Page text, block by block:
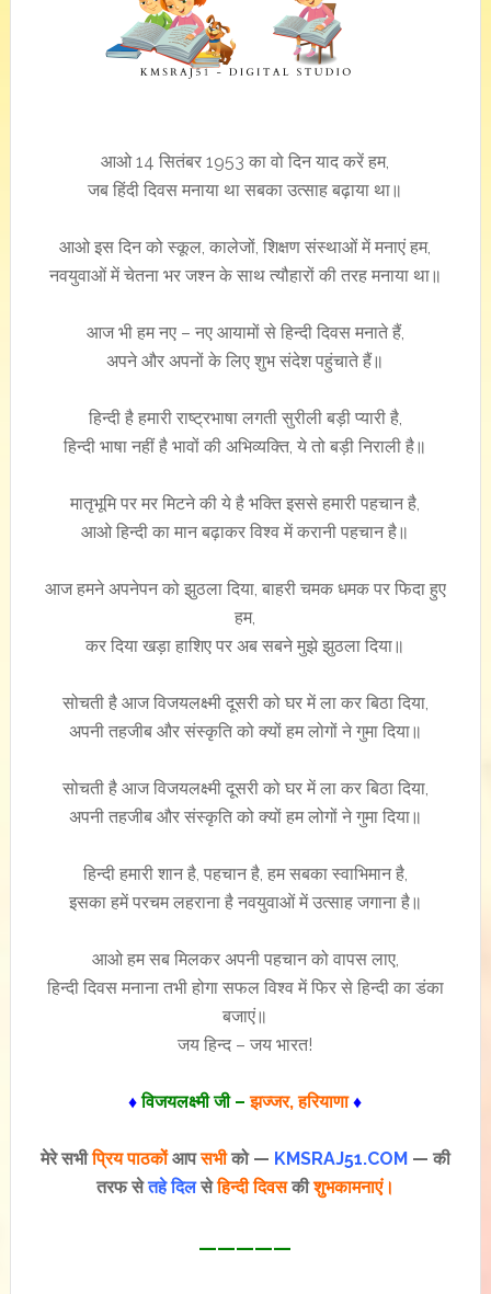
आओ 14 सितंबर 1953 का वो दिन याद करें हम,
जब हिंदी दिवस मनाया था सबका उत्साह बढ़ाया था॥
आओ इस दिन को स्कूल, कालेजों, शिक्षण संस्थाओं में मनाएं हम,
नवयुवाओं में चेतना भर जश्न के साथ त्यौहारों की तरह मनाया था॥
आज भी हम नए – नए आयामों से हिन्दी दिवस मनाते हैं,
अपने और अपनों के लिए शुभ संदेश पहुंचाते हैं॥
हिन्दी है हमारी राष्ट्रभाषा लगती सुरीली बड़ी प्यारी है,
हिन्दी भाषा नहीं है भावों की अभिव्यक्ति, ये तो बड़ी निराली है॥
मातृभूमि पर मर मिटने की ये है भक्ति इससे हमारी पहचान है,
आओ हिन्दी का मान बढ़ाकर विश्व में करानी पहचान है॥
आज हमने अपनेपन को झुठला दिया, बाहरी चमक धमक पर फिदा हुए
हम,
कर दिया खड़ा हाशिए पर अब सबने मुझे झुठला दिया॥
सोचती है आज विजयलक्ष्मी दूसरी को घर में ला कर बिठा दिया,
अपनी तहजीब और संस्कृति को क्यों हम लोगों ने गुमा दिया॥
सोचती है आज विजयलक्ष्मी दूसरी को घर में ला कर बिठा दिया,
अपनी तहजीब और संस्कृति को क्यों हम लोगों ने गुमा दिया॥
हिन्दी हमारी शान है, पहचान है, हम सबका स्वाभिमान है,
इसका हमें परचम लहराना है नवयुवाओं में उत्साह जगाना है॥
आओ हम सब मिलकर अपनी पहचान को वापस लाए,
हिन्दी दिवस मनाना तभी होगा सफल विश्व में फिर से हिन्दी का डंका
बजाएं॥
जय हिन्द – जय भारत!
♦विजयलक्ष्मी जी –झज्जर, हरियाणा ♦
मेरे सभीप्रिय पाठकोंआपसभीको — KMSRAJ51.COM— की
तरफ सेतहे दिलसेहिन्दी दिवसकीशुभकामनाएं।
—————